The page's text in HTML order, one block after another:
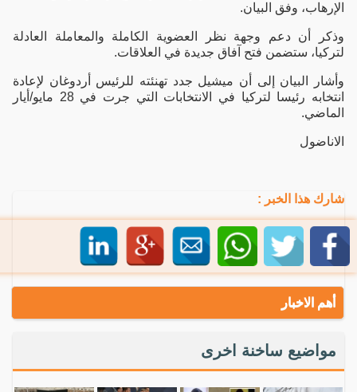
الإرهاب، وفق البيان.
وذكر أن دعم وجهة نظر العضوية الكاملة والمعاملة العادلة
لتركيا، ستضمن فتح آفاق جديدة في العلاقات.
وأشار البيان إلى أن ميشيل جدد تهنئته للرئيس أردوغان لإعادة
انتخابه رئيسا لتركيا في الانتخابات التي جرت في 28 مايو/أيار
الماضي.
الاناضول
شارك هذا الخبر :
أهم الاخبار
مواضيع ساخنة اخرى